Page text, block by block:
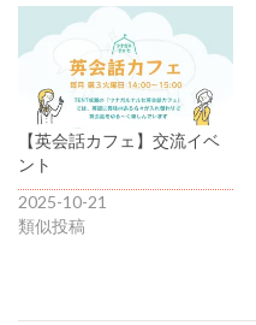
【英会話カフェ】交流イベ
ント
2025-10-21
類似投稿